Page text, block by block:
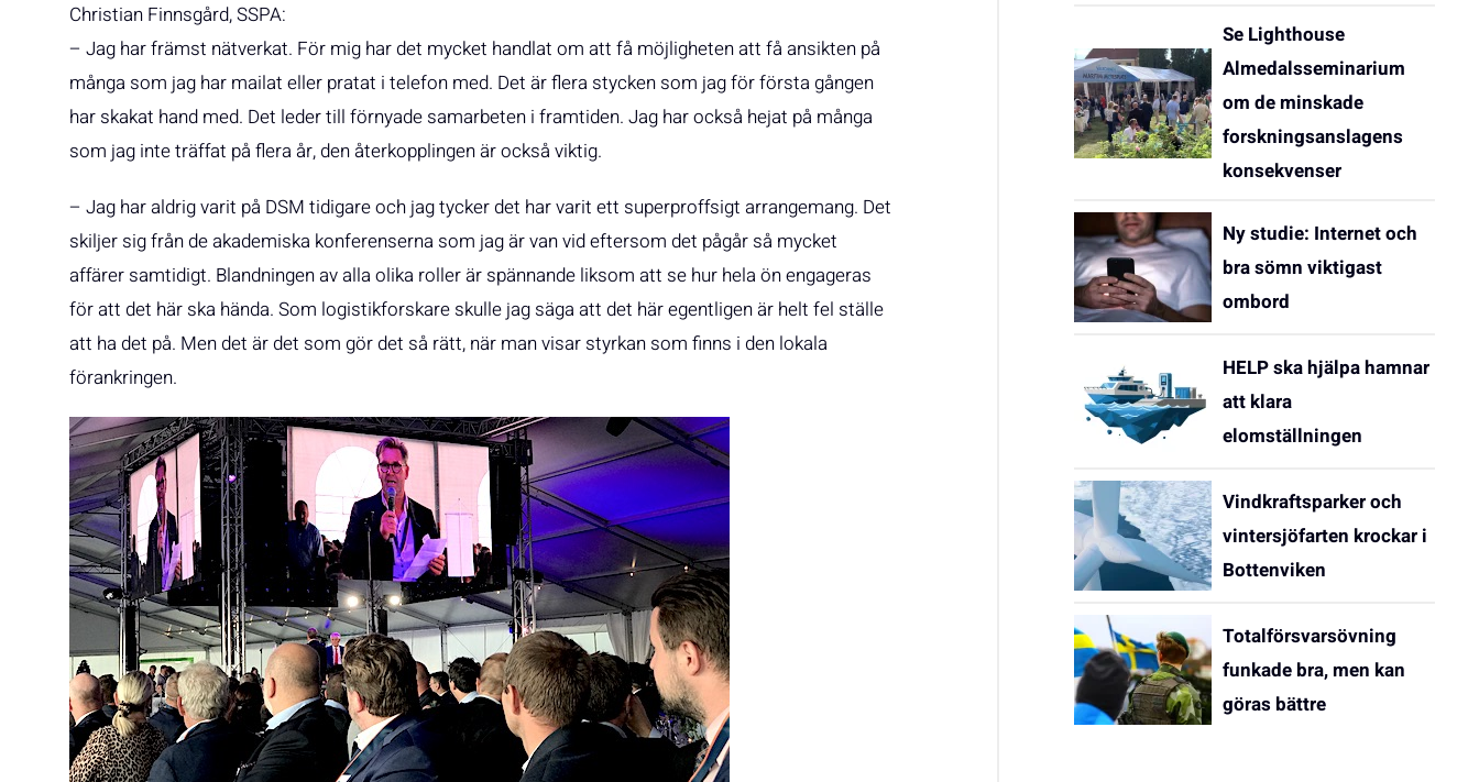
Christian Finnsgård, SSPA:
– Jag har främst nätverkat. För mig har det mycket handlat om att få möjligheten att få ansikten på
många som jag har mailat eller pratat i telefon med. Det är flera stycken som jag för första gången
har skakat hand med. Det leder till förnyade samarbeten i framtiden. Jag har också hejat på många
som jag inte träffat på flera år, den återkopplingen är också viktig.
– Jag har aldrig varit på DSM tidigare och jag tycker det har varit ett superproffsigt arrangemang. Det
skiljer sig från de akademiska konferenserna som jag är van vid eftersom det pågår så mycket
affärer samtidigt. Blandningen av alla olika roller är spännande liksom att se hur hela ön engageras
för att det här ska hända. Som logistikforskare skulle jag säga att det här egentligen är helt fel ställe
att ha det på. Men det är det som gör det så rätt, när man visar styrkan som finns i den lokala
förankringen.
Se Lighthouse
Almedalsseminarium
om de minskade
forskningsanslagens
konsekvenser
Ny studie: Internet och
bra sömn viktigast
ombord
HELP ska hjälpa hamnar
att klara
elomställningen
Vindkraftsparker och
vintersjöfarten krockar i
Bottenviken
Totalförsvarsövning
funkade bra, men kan
göras bättre